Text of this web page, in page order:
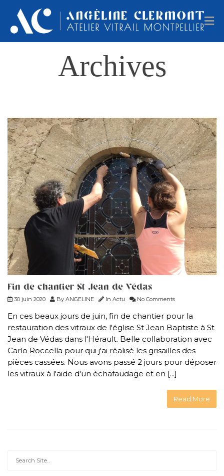
Archives
Fin de chantier St Jean de Védas
30 juin 2020 By ANGELINE In Actu No Comments
En ces beaux jours de juin, fin de chantier pour la
restauration des vitraux de l'église St Jean Baptiste à St
Jean de Védas dans l'Hérault. Belle collaboration avec
Carlo Roccella pour qui j'ai réalisé les grisailles des
pièces cassées. Nous avons passé 2 jours pour déposer
les vitraux à l'aide d'un échafaudage et en [...]
Read More